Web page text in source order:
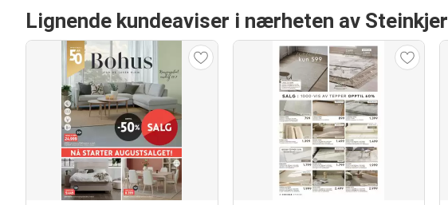
Lignende kundeaviser i nærheten av Steinkjer